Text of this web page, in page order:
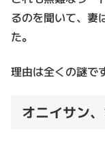
るのを聞いて、妻
た。
理由は全くの謎で
オニイサン